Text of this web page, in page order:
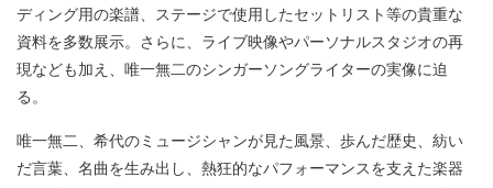
ディング用の楽譜、ステージで使用したセットリスト等の貴重な
資料を多数展示。さらに、ライブ映像やパーソナルスタジオの再
現なども加え、唯一無二のシンガーソングライターの実像に迫
る。
唯一無二、希代のミュージシャンが見た風景、歩んだ歴史、紡い
だ言葉、名曲を生み出し、熱狂的なパフォーマンスを支えた楽器